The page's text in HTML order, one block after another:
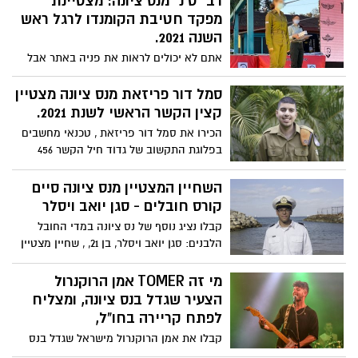
מפקד חטיבת הקומנדו לרגל ראש
השנה 2021.
אתם לא יכולים לראות את פניה באתר אבל
מכריה וקרוביה לא מופתעים מזכייתה של
רב״ט נ׳ מנס ציונה. היא משרתת בפלוגת חיל
הקשר בביה״ס לקומנדו ונבחרה למצטיינת
2021. פרסום ראשון באתר נס ציונה נט. אמרה
לאחר הבחירה: ״בגלל שהגעתי ליחידת
את ההכשרה של הלוחמים כמה שאפשר״.
סמל דור פריזאת מנס ציונה מצטיין
קצין הקשר הראשי לשנת 2021.
הכירו את סמל דור פריזאת , טכנאי מחשבים
בפלוגת התקשוב של גדוד חיל הקשר 456
בפיקוד העורף ומצטיין קצין הקשר הראשי
לשנת 2021. פרסום ראשון באתר נס ציונה נט
המקומון של העיר . ***
השחיין המצטיין מנס ציונה סיים
קורס חובלים - סגן יואב ויסלר
קבלו נציג נוסף של נס ציונה במדי החובל
הלבנים: סגן יואב ויסלר, בן 21, , שחיין מצטיין
בנבחרת ישראל בשחייה במים פתוחים, אשר
סיים את קורס החובלים במגמת אלקטרוניקה
ושובץ לספינת אח"י עוז.
מי זה TOMER אמן הרוקנרול
הצעיר שגדל בנס ציונה, ומצליח
לפתח קריירה בחו"ל,
קבלו את אמן הרוקנרול מישראל שגדל בנס
ציונה, ובגיל 24 מצליח לפתח קריירה בחו"ל